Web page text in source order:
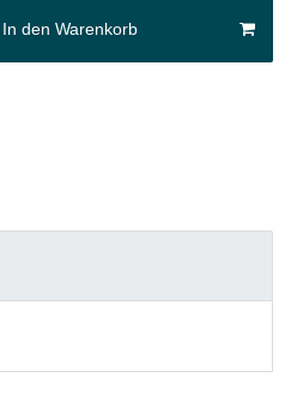
In den Warenkorb